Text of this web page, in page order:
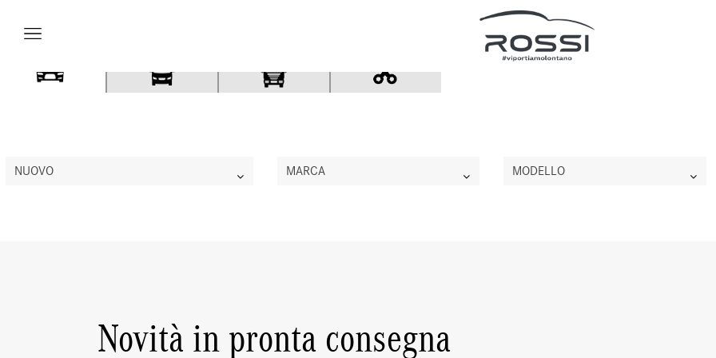
Veicoli
Collection
NUOVO MARCA MODELLO
Novità in pronta consegna